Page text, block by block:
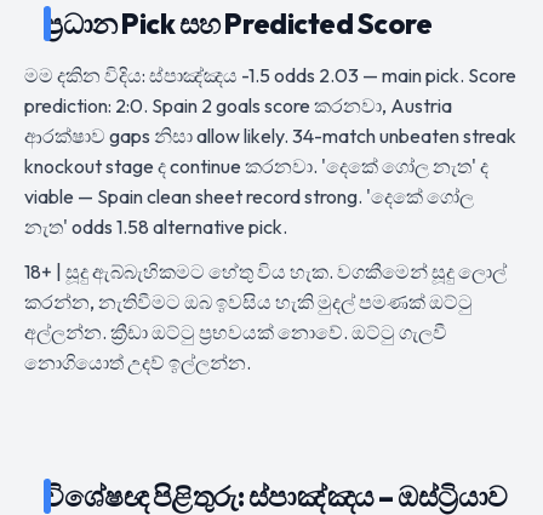
ප්‍රධාන Pick සහ Predicted Score
මම දකින විදිය: ස්පාඤ්ඤය -1.5 odds 2.03 — main pick. Score
prediction: 2:0. Spain 2 goals score කරනවා, Austria
ආරක්ෂාව gaps නිසා allow likely. 34-match unbeaten streak
knockout stage ද continue කරනවා. 'දෙකේ ගෝල නැත' ද
viable — Spain clean sheet record strong. 'දෙකේ ගෝල
නැත' odds 1.58 alternative pick.
18+ | සූදු ඇබ්බැහිකමට හේතු විය හැක. වගකීමෙන් සූදු ලොල්
කරන්න, නැතිවීමට ඔබ ඉවසිය හැකි මුදල් පමණක් ඔට්ටු
අල්ලන්න. ක්‍රීඩා ඔට්ටු ප්‍රභවයක් නොවේ. ඔට්ටු ගැලවී
නොගියොත් උදව් ඉල්ලන්න.
විශේෂඥ පිළිතුරු: ස්පාඤ්ඤය – ඔස්ට්‍රියාව